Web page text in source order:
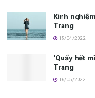
Kinh
Trang
15/04/2022
‘Quẩy hết
Trang
16/05/2022